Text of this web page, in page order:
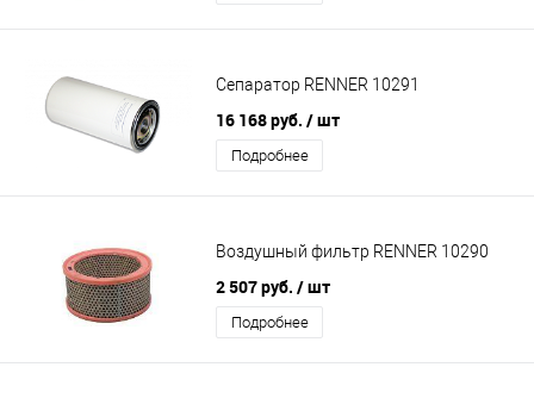
Сепаратор RENNER 10291
16 168 руб. / шт
Подробнее
Воздушный фильтр RENNER 10290
2 507 руб. / шт
Подробнее